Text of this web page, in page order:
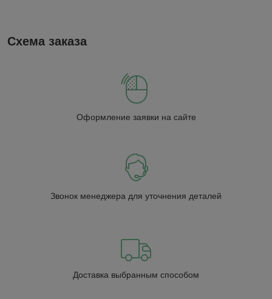
Схема заказа
Оформление заявки на сайте
Звонок менеджера для уточнения деталей
Доставка выбранным способом